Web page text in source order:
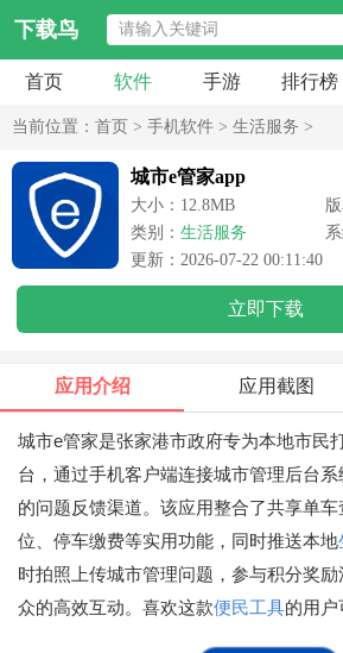
下载鸟
首页 软件 手游 排行榜
当前位置： 首页 > 手机软件 > 生活服务 >
城市e管家app
大小：12.8MB
类别： 生活服务
更新：2026-07-22 00:11:40
立即下载
应用介绍 应用截图
城市e管家是张家港市政府专为本地市民
台，通过手机客户端连接城市管理后台
的问题反馈渠道。该应用整合了共享单
位、停车缴费等实用功能，同时推送本地
时拍照上传城市管理问题，参与积分奖
众的高效互动。喜欢这款便民工具的用户